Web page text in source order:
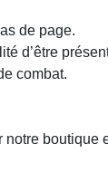
de page.
d’être
combat.
notre boutique